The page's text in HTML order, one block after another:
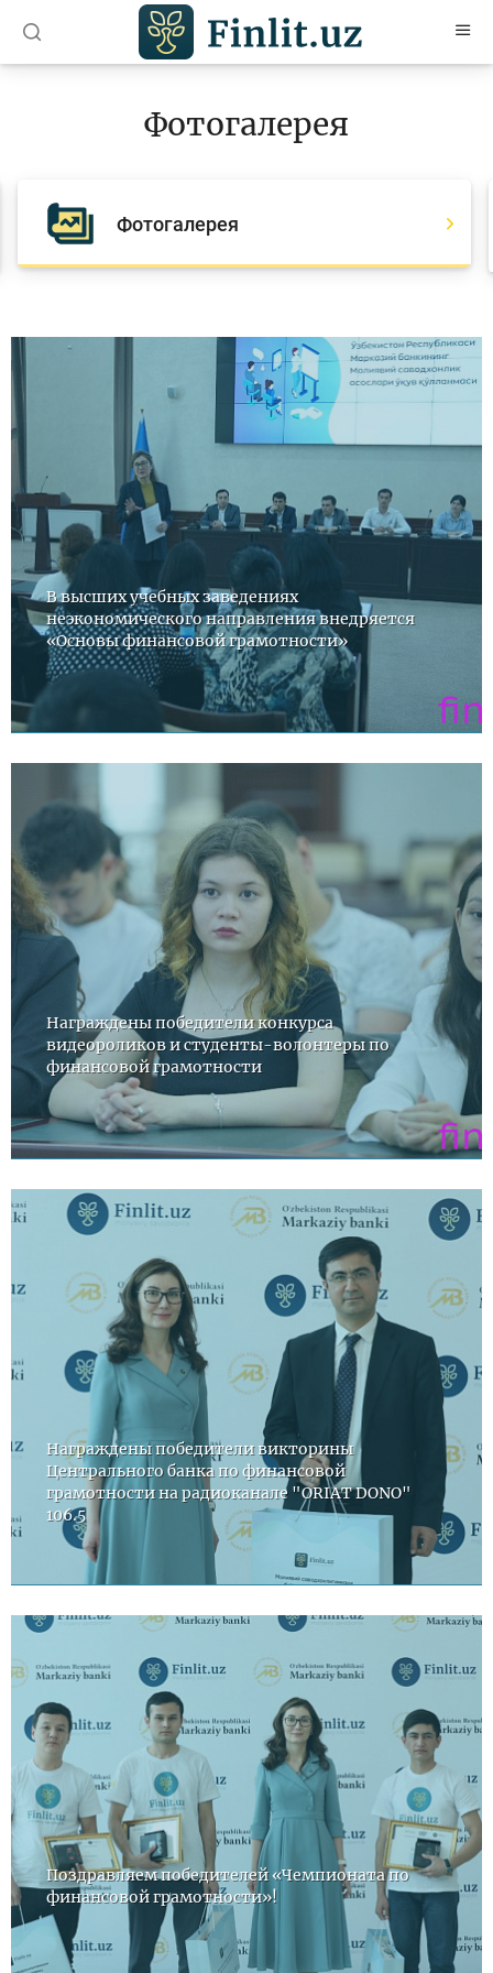
Проекты
Интерактивные услуги
Поиск по сайту
Карта сайта
Фотогалерея
Фотогалерея
В высших учебных заведениях
неэкономического направления внедряется
«Основы финансовой грамотности»
Награждены победители конкурса
видеороликов и студенты-волонтеры по
финансовой грамотности
Награждены победители викторины
Центрального банка по финансовой
грамотности на радиоканале "ORIAT DONO"
106.5
Поздравляем победителей «Чемпионата по
финансовой грамотности»!